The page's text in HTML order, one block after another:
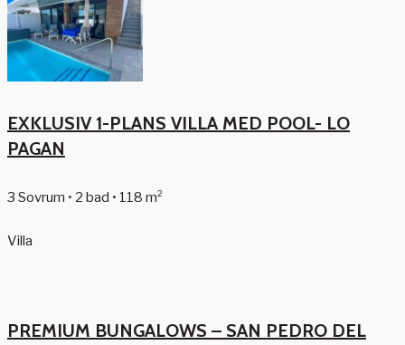
EXKLUSIV 1-PLANS VILLA MED POOL- LO
PAGAN
3 Sovrum • 2 bad • 118 m²
Villa
PREMIUM BUNGALOWS – SAN PEDRO DEL